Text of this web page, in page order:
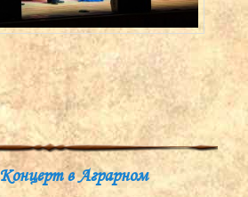
в Аграрном